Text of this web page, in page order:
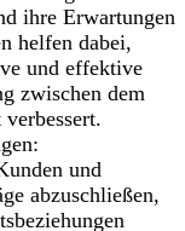
ihre Erwartungen
helfen dabei,
und effektive
zwischen dem
und
abzuschließen,